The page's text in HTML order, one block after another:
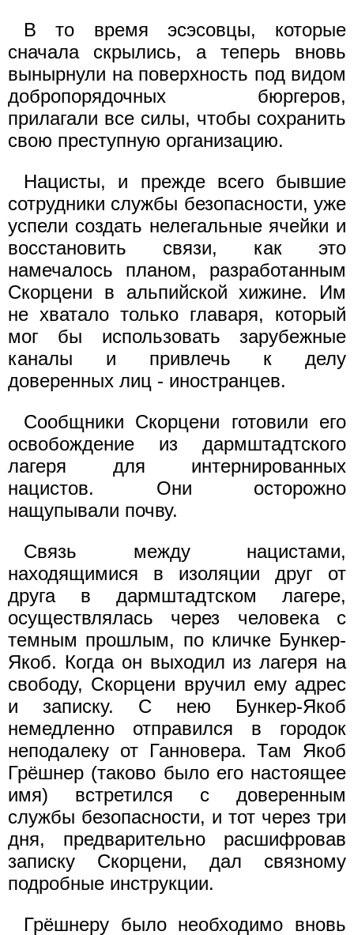
В то время эсэсовцы, которые
сначала скрылись, а теперь вновь
вынырнули на поверхность под видом
добропорядочных бюргеров,
прилагали все силы, чтобы сохранить
свою преступную организацию.
Нацисты, и прежде всего бывшие
сотрудники службы безопасности, уже
успели создать нелегальные ячейки и
восстановить связи, как это
намечалось планом, разработанным
Скорцени в альпийской хижине. Им
не хватало только главаря, который
мог бы использовать зарубежные
каналы и привлечь к делу
доверенных лиц - иностранцев.
Сообщники Скорцени готовили его
освобождение из дармштадтского
лагеря для интернированных
нацистов. Они осторожно
нащупывали почву.
Связь между нацистами,
находящимися в изоляции друг от
друга в дармштадтском лагере,
осуществлялась через человека с
темным прошлым, по кличке Бункер-
Якоб. Когда он выходил из лагеря на
свободу, Скорцени вручил ему адрес
и записку. С нею Бункер-Якоб
немедленно отправился в городок
неподалеку от Ганновера. Там Якоб
Грёшнер (таково было его настоящее
имя) встретился с доверенным
службы безопасности, и тот через три
дня, предварительно расшифровав
записку Скорцени, дал связному
подробные инструкции.
Грёшнеру было необходимо вновь